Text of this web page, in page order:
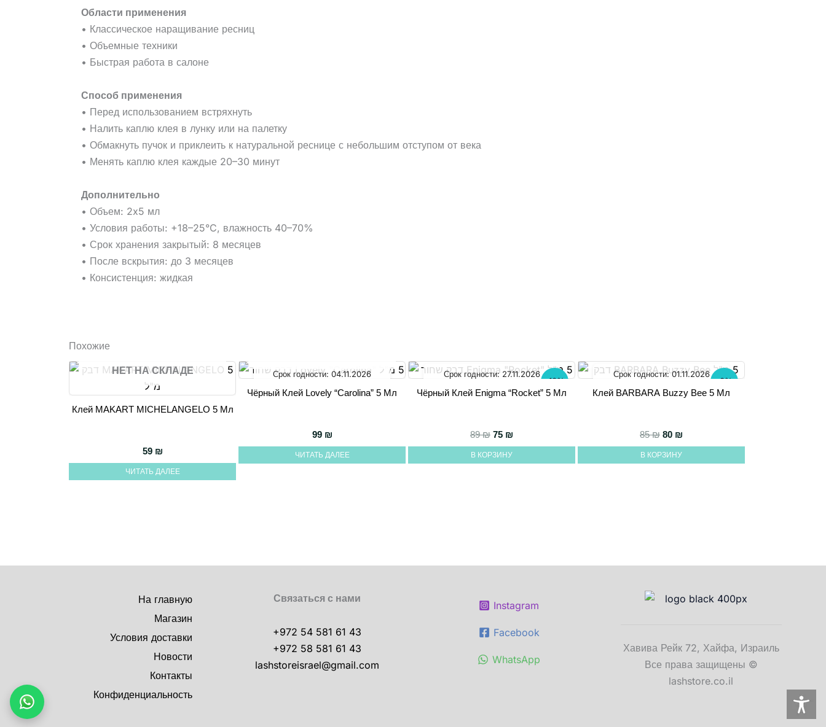
Области применения
• Классическое наращивание ресниц
• Объемные техники
• Быстрая работа в салоне
Способ применения
• Перед использованием встряхнуть
• Налить каплю клея в лунку или на палетку
• Обмакнуть пучок и приклеить к натуральной реснице с небольшим отступом от века
• Менять каплю клея каждые 20–30 минут
Дополнительно
• Объем: 2x5 мл
• Условия работы: +18–25°C, влажность 40–70%
• Срок хранения закрытый: 8 месяцев
• После вскрытия: до 3 месяцев
• Консистенция: жидкая
Похожие
НЕТ НА СКЛАДЕ
Клей MAKART MICHELANGELO 5 Мл
59 ₪
ЧИТАТЬ ДАЛЕЕ
Срок годности: 04.11.2026
Чёрный Клей Lovely “Carolina” 5 Мл
99 ₪
ЧИТАТЬ ДАЛЕЕ
-16%
Срок годности: 27.11.2026
Чёрный Клей Enigma “Rocket” 5 Мл
89₪ Первоначальная цена составляла 89 ₪.
75 ₪
В КОРЗИНУ
-6%
Срок годности: 01.11.2026
Клей BARBARA Buzzy Bee 5 Мл
85₪ Первоначальная цена составляла
80 ₪
В КОРЗИНУ
На главную
Магазин
Условия доставки
Новости
Контакты
Конфиденциальность
Связаться с нами
+972 54 581 61 43
+972 58 581 61 43
lashstoreisrael@gmail.com
Instagram
Facebook
WhatsApp
Хавива Рейк 72, Хайфа, Израиль
Все права защищены ©
lashstore.co.il